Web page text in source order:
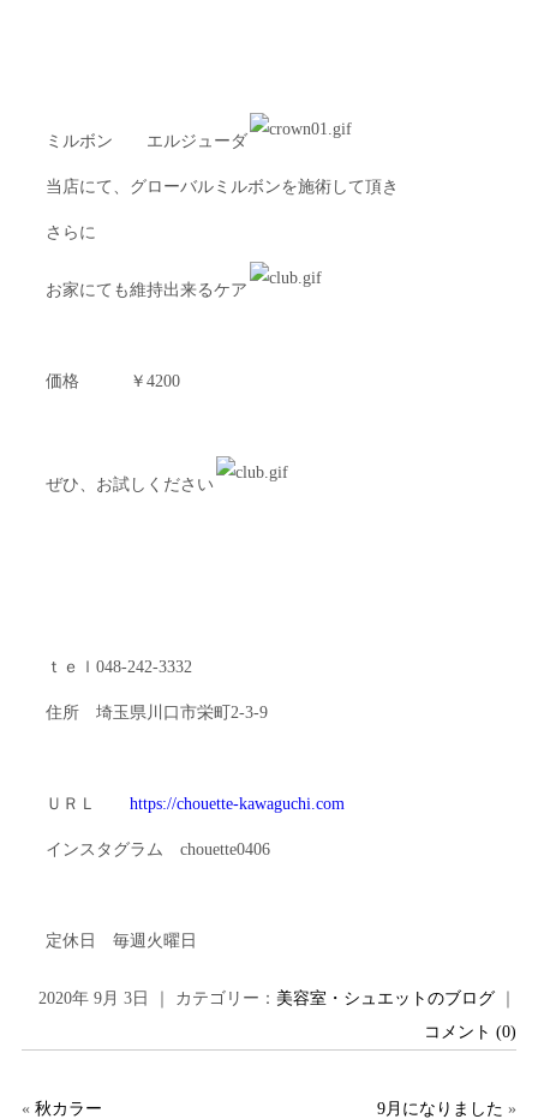
ミルボン エルジューダ
当店にて、グローバルミルボンを施術して頂き
さらに
お家にても維持出来るケア
価格 ￥4200
ぜひ、お試しください
ｔｅｌ048-242-3332
住所 埼玉県川口市栄町2-3-9
ＵＲＬ https://chouette-kawaguchi.com
インスタグラム chouette0406
定休日 毎週火曜日
2020年 9月 3日 ｜ カテゴリー： 美容室・シュエットのブログ
コメント (0)
« 秋カラー 9月になりました »